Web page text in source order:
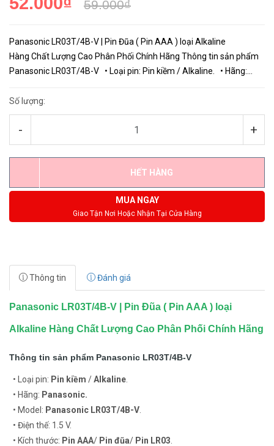
59.000₫
Panasonic LR03T/4B-V | Pin Đũa ( Pin AAA ) loại Alkaline
Hàng Chất Lượng Cao Phân Phối Chính Hãng Thông tin sản phẩm
Panasonic LR03T/4B-V • Loại pin: Pin kiềm / Alkaline. • Hãng:
Số lượng:
- +
HẾT HÀNG
MUA NGAY
Giao Tận Nơi Hoặc Nhận Tại Cửa Hàng
Thông tin Đánh giá
Panasonic LR03T/4B-V | Pin Đũa ( Pin AAA ) loại
Alkaline Hàng Chất Lượng Cao Phân Phối Chính Hãng
Thông tin sản phẩm Panasonic LR03T/4B-V
• Loại pin: Pin kiềm /Alkaline
• Hãng: Panasonic.
• Model: Panasonic LR03T/4B-V
• Điện thế: 1.5 V.
• Kích thước: Pin AAA/ Pin đũa/ Pin LR03